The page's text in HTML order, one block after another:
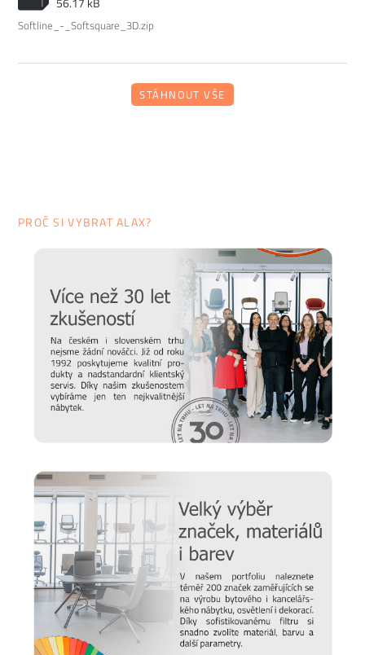
Softline_-_Softsquare_3D.zip
STÁHNOUT VŠE
PROČ SI VYBRAT ALAX?